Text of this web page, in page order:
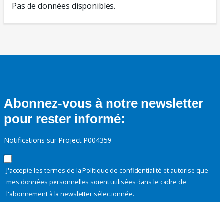
Pas de données disponibles.
Abonnez-vous à notre newsletter
pour rester informé:
Notifications sur Project P004359
J'accepte les termes de la Politique de confidentialité et autorise que
mes données personnelles soient utilisées dans le cadre de
l'abonnement à la newsletter sélectionnée.